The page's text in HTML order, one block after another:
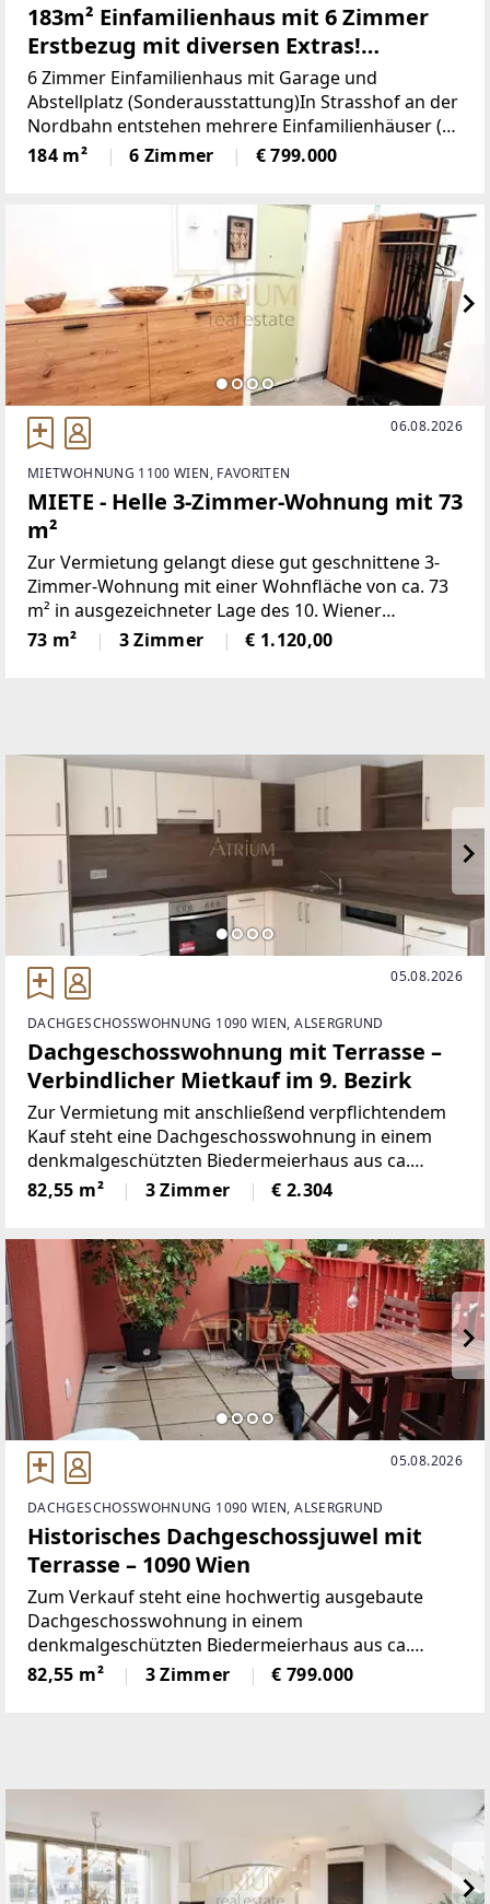
183m² Einfamilienhaus mit 6 Zimmer
Erstbezug mit diversen Extras!
Strasshof an der Nordbahn
6 Zimmer Einfamilienhaus mit Garage und
Abstellplatz (Sonderausstattung)In Strasshof an der
Nordbahn entstehen mehrere Einfamilienhäuser (
Belagsfertig) auf jeweils einem 500m² großem
Grundstück.Die Häuser haben alle 6 Zimmer mit 2
184 m² 6 Zimmer € 799.000
06.08.2026
MIETWOHNUNG 1100 WIEN, FAVORITEN
MIETE - Helle 3-Zimmer-Wohnung mit 73
m²
Zur Vermietung gelangt diese gut geschnittene 3-
Zimmer-Wohnung mit einer Wohnfläche von ca. 73
m² in ausgezeichneter Lage des 10. Wiener
Gemeindebezirks.Die Wohnung befindet sich im
Erdgeschoss und überzeugt durch ihre helle
73 m² 3 Zimmer € 1.120,00
05.08.2026
DACHGESCHOSSWOHNUNG 1090 WIEN, ALSERGRUND
Dachgeschosswohnung mit Terrasse –
Verbindlicher Mietkauf im 9. Bezirk
Zur Vermietung mit anschließend verpflichtendem
Kauf steht eine Dachgeschosswohnung in einem
denkmalgeschützten Biedermeierhaus aus ca.
1825.Die Wohnung verfügt über ca. 82,5 m²
Wohnfläche sowie eine Terrasse zum ruhigen
82,55 m² 3 Zimmer € 2.304
05.08.2026
DACHGESCHOSSWOHNUNG 1090 WIEN, ALSERGRUND
Historisches Dachgeschossjuwel mit
Terrasse – 1090 Wien
Zum Verkauf steht eine hochwertig ausgebaute
Dachgeschosswohnung in einem
denkmalgeschützten Biedermeierhaus aus ca.
1825.Die Wohnung bietet ca. 82,5 m² Wohnfläche
sowie eine Terrasse zum ruhigen
82,55 m² 3 Zimmer € 799.000